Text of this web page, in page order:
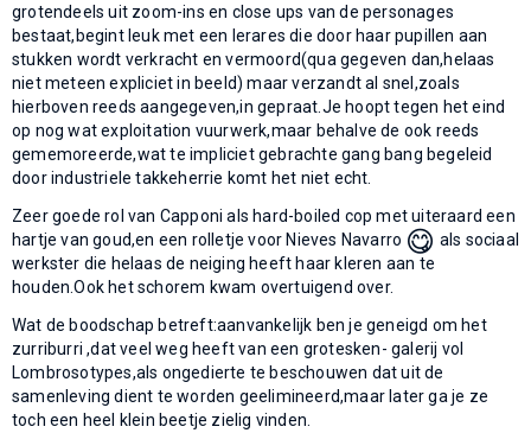
grotendeels uit zoom-ins en close ups van de personages
bestaat,begint leuk met een lerares die door haar pupillen aan
stukken wordt verkracht en vermoord(qua gegeven dan,helaas
niet meteen expliciet in beeld) maar verzandt al snel,zoals
hierboven reeds aangegeven,in gepraat.Je hoopt tegen het eind
op nog wat exploitation vuurwerk,maar behalve de ook reeds
gememoreerde,wat te impliciet gebrachte gang bang begeleid
door industriele takkeherrie komt het niet echt.
Zeer goede rol van Capponi als hard-boiled cop met uiteraard een
hartje van goud,en een rolletje voor Nieves Navarro 😋 als sociaal
werkster die helaas de neiging heeft haar kleren aan te
houden.Ook het schorem kwam overtuigend over.
Wat de boodschap betreft:aanvankelijk ben je geneigd om het
zurriburri ,dat veel weg heeft van een grotesken- galerij vol
Lombrosotypes,als ongedierte te beschouwen dat uit de
samenleving dient te worden geelimineerd,maar later ga je ze
toch een heel klein beetje zielig vinden.